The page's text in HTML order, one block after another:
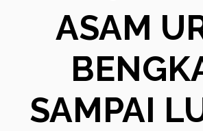
ASAM
SAMPAI